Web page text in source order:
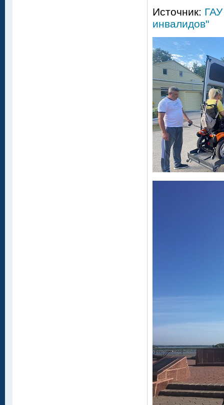
Источник:
инвалидов"